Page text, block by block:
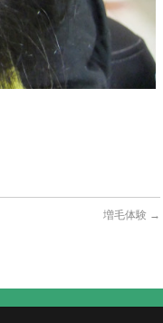
増毛体験 →